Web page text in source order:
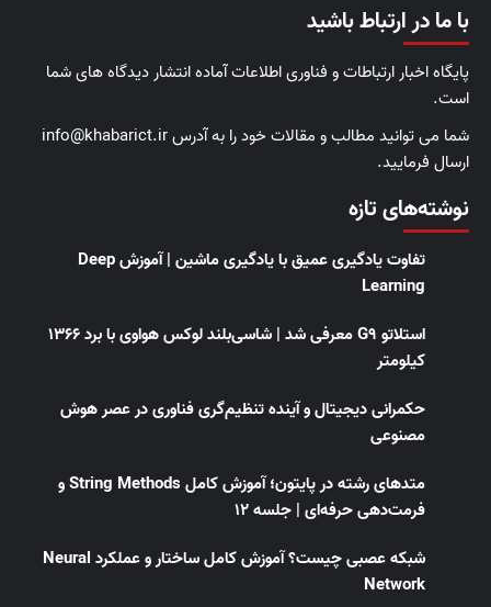
با ما در ارتباط باشید
پایگاه اخبار ارتباطات و فناوری اطلاعات آماده انتشار دیدگاه های شما
است.
شما می توانید مطالب و مقالات خود را به آدرس info@khabarict.ir
ارسال فرمایید.
نوشته‌های تازه
تفاوت یادگیری عمیق با یادگیری ماشین | آموزش Deep
Learning
استلاتو G9 معرفی شد | شاسی‌بلند لوکس هواوی با برد ۱۳۶۶
کیلومتر
حکمرانی دیجیتال و آینده تنظیم‌گری فناوری در عصر هوش
مصنوعی
متدهای رشته در پایتون؛ آموزش کامل String Methods و
فرمت‌دهی حرفه‌ای | جلسه ۱۲
شبکه عصبی چیست؟ آموزش کامل ساختار و عملکرد Neural
Network